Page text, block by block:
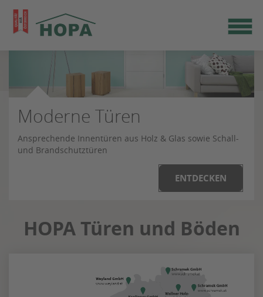
Zum
Seiteninhalt
springen
Edle Parkettböden
Moderne Türen
Ansprechende Innentüren aus Holz & Glas sowie Schall-
und Brandschutztüren
ENTDECKEN
Raffinierte Glastüren
Sichere Wohnungstüren
HOPA Türen und Böden